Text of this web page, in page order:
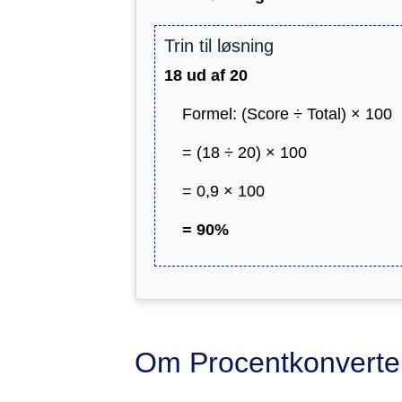
Trin til løsning
18 ud af 20
Formel: (Score ÷ Total) × 100
= (18 ÷ 20) × 100
= 0,9 × 100
= 90%
Om